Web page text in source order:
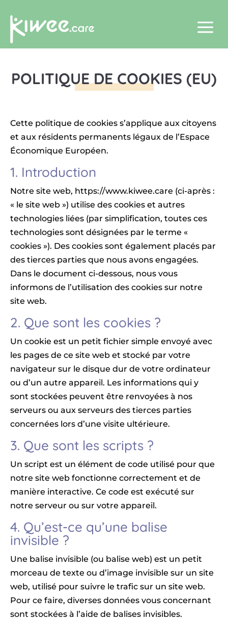
a
POLITIQUE DE COOKIES (EU)
Cette politique de cookies s’applique aux citoyens
et aux résidents permanents légaux de l’Espace
Économique Européen.
1. Introduction
Notre site web, https://www.kiwee.care (ci-après :
« le site web ») utilise des cookies et autres
technologies liées (par simplification, toutes ces
technologies sont désignées par le terme «
cookies »). Des cookies sont également placés par
des tierces parties que nous avons engagées.
Dans le document ci-dessous, nous vous
informons de l’utilisation des cookies sur notre
site web.
2. Que sont les cookies ?
Un cookie est un petit fichier simple envoyé avec
les pages de ce site web et stocké par votre
navigateur sur le disque dur de votre ordinateur
ou d’un autre appareil. Les informations qui y
sont stockées peuvent être renvoyées à nos
serveurs ou aux serveurs des tierces parties
concernées lors d’une visite ultérieure.
3. Que sont les scripts ?
Un script est un élément de code utilisé pour que
notre site web fonctionne correctement et de
manière interactive. Ce code est exécuté sur
notre serveur ou sur votre appareil.
4. Qu’est-ce qu’une balise
invisible ?
Une balise invisible (ou balise web) est un petit
morceau de texte ou d’image invisible sur un site
web, utilisé pour suivre le trafic sur un site web.
Pour ce faire, diverses données vous concernant
sont stockées à l’aide de balises invisibles.